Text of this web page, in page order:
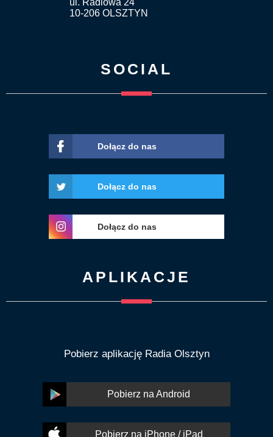
10-206 OLSZTYN
SOCIAL
Dołącz do nas
Dołącz do nas
Dołącz do nas
APLIKACJE
Pobierz aplikację Radia Olsztyn
Pobierz na Android
Pobierz na iPhone / iPad